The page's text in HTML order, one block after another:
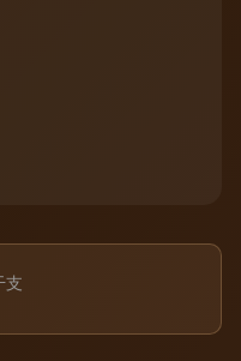
支